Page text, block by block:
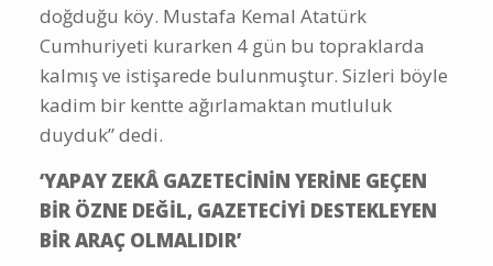
doğduğu köy. Mustafa Kemal Atatürk
Cumhuriyeti kurarken 4 gün bu topraklarda
kalmış ve istişarede bulunmuştur. Sizleri böyle
kadim bir kentte ağırlamaktan mutluluk
duyduk” dedi.
‘YAPAY ZEKÂ GAZETECİNİN YERİNE GEÇEN
BİR ÖZNE DEĞİL, GAZETECİYİ DESTEKLEYEN
BİR ARAÇ OLMALIDIR’